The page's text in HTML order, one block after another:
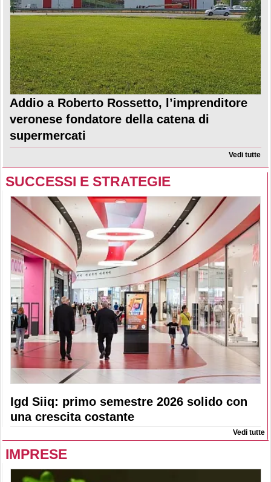
Addio a Roberto Rossetto, l’imprenditore
veronese fondatore della catena di
supermercati
Vedi tutte
SUCCESSI E STRATEGIE
Igd Siiq: primo semestre 2026 solido con
una crescita costante
Vedi tutte
IMPRESE